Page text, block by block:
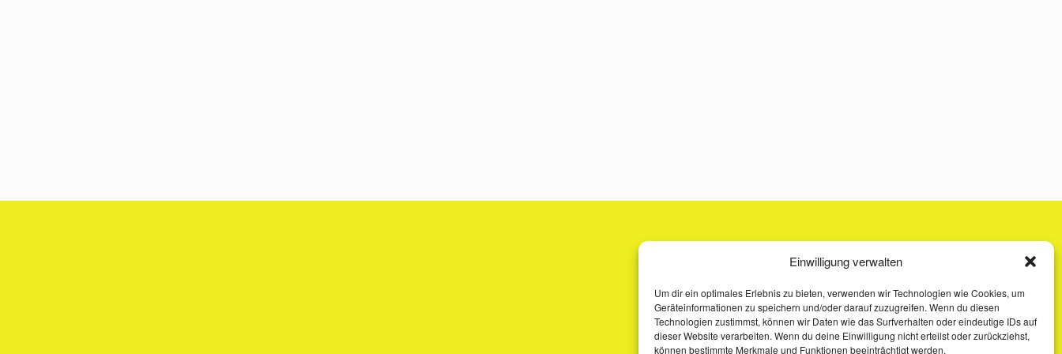
Einwilligung verwalten
Um dir ein optimales Erlebnis zu bieten, verwenden wir Technologien wie Cookies, um
Geräteinformationen zu speichern und/oder darauf zuzugreifen. Wenn du diesen
Technologien zustimmst, können wir Daten wie das Surfverhalten oder eindeutige IDs auf
dieser Website verarbeiten. Wenn du deine Einwilligung nicht erteilst oder zurückziehst,
können bestimmte Merkmale und Funktionen beeinträchtigt werden.